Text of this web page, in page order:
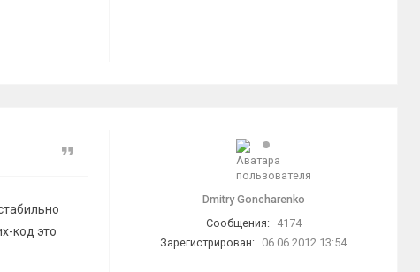
Dmitry Goncharenko
Сообщения:
4174
Зарегистрирован:
06.06.2012 13:54
Цитата
код это